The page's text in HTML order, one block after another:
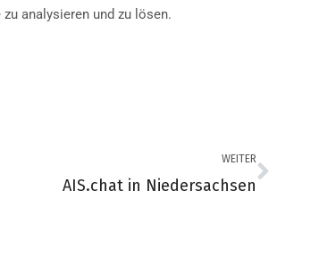
analysieren und zu lösen.
WEITER
AIS.chat in Niedersachsen